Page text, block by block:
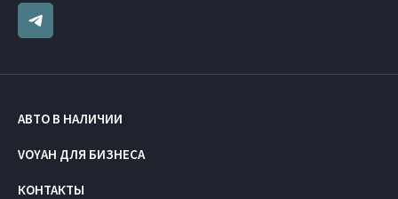
АВТО В НАЛИЧИИ
VOYAH ДЛЯ БИЗНЕСА
КОНТАКТЫ